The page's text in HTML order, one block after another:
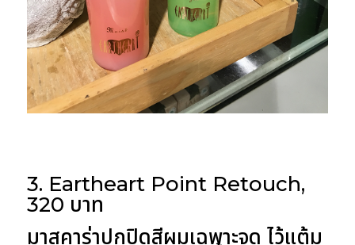
3. Eartheart Point Retouch,
320 บาท
มาสคาร่าปกปิดสีผมเฉพาะจุด ไว้แต้ม